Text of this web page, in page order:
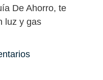
De Ahorro, te
luz y gas